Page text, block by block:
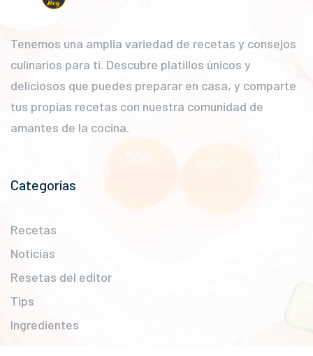
Tenemos una amplia variedad de recetas y consejos
culinarios para ti. Descubre platillos únicos y
deliciosos que puedes preparar en casa, y comparte
tus propias recetas con nuestra comunidad de
amantes de la cocina.
Categorías
Recetas
Noticias
Resetas del editor
Tips
Ingredientes